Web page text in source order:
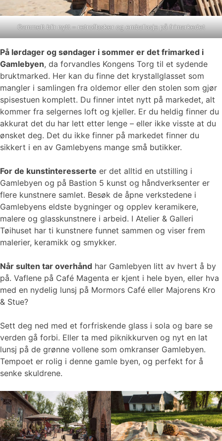
Gammelt blir nytt – retroflasker og emballasje på frimarkedet
På lørdager og søndager i sommer er det frimarked i
Gamlebyen, da forvandles Kongens Torg til et sydende
bruktmarked. Her kan du finne det krystallglasset som
mangler i samlingen fra oldemor eller den stolen som gjør
spisestuen komplett. Du finner intet nytt på markedet, alt
kommer fra selgernes loft og kjeller. Er du heldig finner du
akkurat det du har lett etter lenge – eller ikke visste at du
ønsket deg. Det du ikke finner på markedet finner du
sikkert i en av Gamlebyens mange små butikker.
For de kunstinteresserte er det alltid en utstilling i
Gamlebyen og på Bastion 5 kunst og håndverksenter er
flere kunstnere samlet. Besøk de åpne verkstedene i
Gamlebyens eldste bygninger og opplev keramikere,
malere og glasskunstnere i arbeid. I Atelier & Galleri
Tøihuset har ti kunstnere funnet sammen og viser frem
malerier, keramikk og smykker.
Når sulten tar overhånd har Gamlebyen litt av hvert å by
på. Vaflene på Café Magenta er kjent i hele byen, eller hva
med en nydelig lunsj på Mormors Café eller Majorens Kro
& Stue?
Sett deg ned med et forfriskende glass i sola og bare se
verden gå forbi. Eller ta med piknikkurven og nyt en lat
lunsj på de grønne vollene som omkranser Gamlebyen.
Tempoet er rolig i denne gamle byen, og perfekt for å
senke skuldrene.